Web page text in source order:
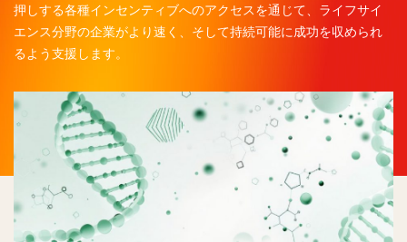
押しする各種インセンティブへのアクセスを通じて、ライフサイ
エンス分野の企業がより速く、そして持続可能に成功を収められ
るよう支援します。